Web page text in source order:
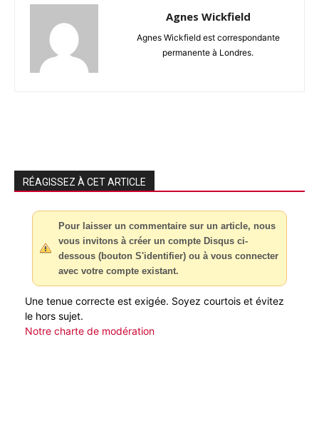
Agnes Wickfield
Agnes Wickfield est correspondante
permanente à Londres.
RÉAGISSEZ À CET ARTICLE
Pour laisser un commentaire sur un article, nous
vous invitons à créer un compte Disqus ci-
dessous (bouton S'identifier) ou à vous connecter
avec votre compte existant.
Une tenue correcte est exigée. Soyez courtois et évitez
le hors sujet.
Notre charte de modération